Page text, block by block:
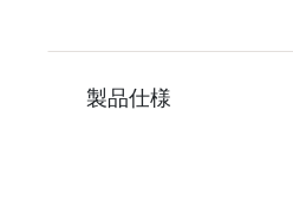
製品仕様